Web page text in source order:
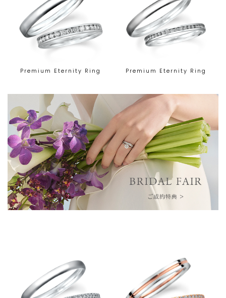
Premium Eternity Ring Premium Eternity Ring